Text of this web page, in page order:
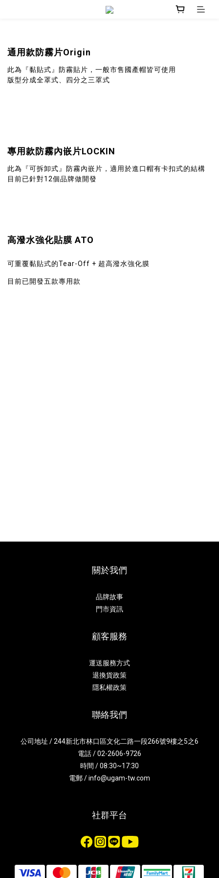
通用款防霧片Origin
此為『黏貼式』防霧貼片，一般市售國產帽皆可使用
版型分成全罩式、四分之三罩式
專用款防霧內嵌片LOCKIN
此為『可拆卸式』防霧內嵌片，適用於進口帽有卡扣式的結構
目前已針對12個品牌做開發
高潑水強化貼膜 ATO
可重覆黏貼式的Tear-Off + 超高潑水強化膜
目前已開發五款專用款
關於我們
品牌故事
門市資訊
顧客服務
運送服務方式
退換貨政策
隱私權政策
聯絡我們
公司地址 / 244新北市林口區文化二路一段266號9樓之5之6
電話 / 02-2606-9726
時間 / 08:30~17:30
電郵 / info@ugam-tw.com
社群平台